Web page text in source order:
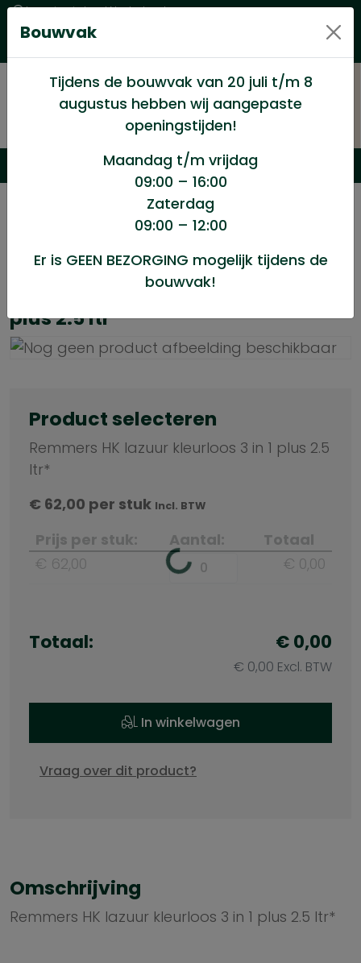
Levering in heel Nederland
Goede kwaliteitsproducten met een eerlijke prijs
Verf en Verfwaren/
Remmers HK lazuur kleurloos 3 in 1 plus 2.5 ltr*
Remmers HK lazuur kleurloos 3 in 1
plus 2.5 ltr*
Product selecteren
Remmers HK lazuur kleurloos 3 in 1 plus 2.5
ltr*
€ 62,00 per stuk Incl. BTW
Prijs per stuk: Aantal:
Totaal
€ 62,00
€ 0,00
Totaal: € 0,00
€ 0,00 Excl. BTW
In winkelwagen
Vraag over dit product?
Omschrijving
Remmers HK lazuur kleurloos 3 in 1 plus 2.5 ltr*
Bouwvak
Tijdens de bouwvak van 20 juli t/m 8
augustus hebben wij aangepaste
openingstijden!
Maandag t/m vrijdag
09:00 – 16:00
Zaterdag
09:00 – 12:00
Er is GEEN BEZORGING mogelijk tijdens de
bouwvak!